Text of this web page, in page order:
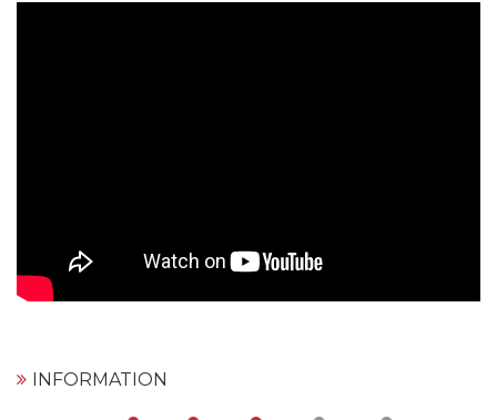
INFORMATION